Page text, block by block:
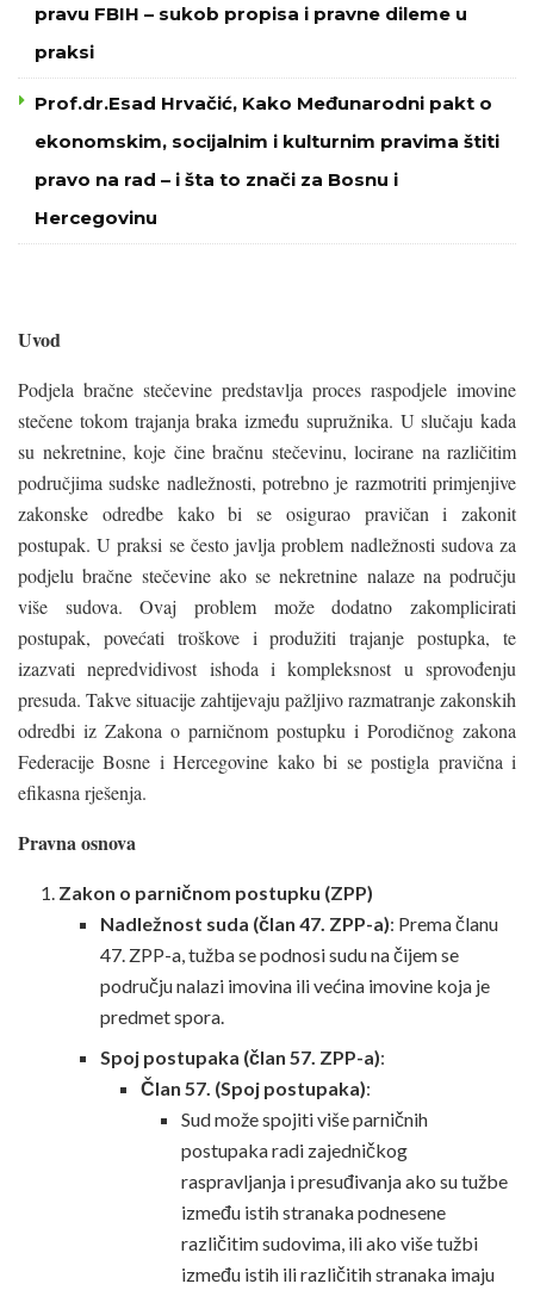
pravu FBIH – sukob propisa i pravne dileme u
praksi
Prof.dr.Esad Hrvačić, Kako Međunarodni pakt o
ekonomskim, socijalnim i kulturnim pravima štiti
pravo na rad – i šta to znači za Bosnu i
Hercegovinu
Uvod
Podjela bračne stečevine predstavlja proces raspodjele imovine
stečene tokom trajanja braka između supružnika. U slučaju kada
su nekretnine, koje čine bračnu stečevinu, locirane na različitim
područjima sudske nadležnosti, potrebno je razmotriti primjenjive
zakonske odredbe kako bi se osigurao pravičan i zakonit
postupak. U praksi se često javlja problem nadležnosti sudova za
podjelu bračne stečevine ako se nekretnine nalaze na području
više sudova. Ovaj problem može dodatno zakomplicirati
postupak, povećati troškove i produžiti trajanje postupka, te
izazvati nepredvidivost ishoda i kompleksnost u sprovođenju
presuda. Takve situacije zahtijevaju pažljivo razmatranje zakonskih
odredbi iz Zakona o parničnom postupku i Porodičnog zakona
Federacije Bosne i Hercegovine kako bi se postigla pravična i
efikasna rješenja.
Pravna osnova
Zakon o parničnom postupku (ZPP)
Nadležnost suda (član 47. ZPP-a): Prema članu
47. ZPP-a, tužba se podnosi sudu na čijem se
području nalazi imovina ili većina imovine koja je
predmet spora.
Spoj postupaka (član 57. ZPP-a):
Član 57. (Spoj postupaka):
Sud može spojiti više parničnih
postupaka radi zajedničkog
raspravljanja i presuđivanja ako su tužbe
između istih stranaka podnesene
različitim sudovima, ili ako više tužbi
između istih ili različitih stranaka imaju